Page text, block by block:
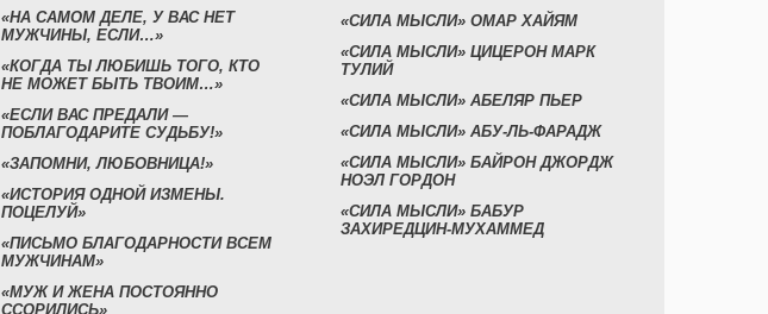
«НА САМОМ ДЕЛЕ, У ВАС НЕТ
МУЖЧИНЫ, ЕСЛИ…»
«КОГДА ТЫ ЛЮБИШЬ ТОГО, КТО
НЕ МОЖЕТ БЫТЬ ТВОИМ…»
«ЕСЛИ ВАС ПРЕДАЛИ —
ПОБЛАГОДАРИТЕ СУДЬБУ!»
«ЗАПОМНИ, ЛЮБОВНИЦА!»
«ИСТОРИЯ ОДНОЙ ИЗМЕНЫ.
ПОЦЕЛУЙ»
«ПИСЬМО БЛАГОДАРНОСТИ ВСЕМ
МУЖЧИНАМ»
«МУЖ И ЖЕНА ПОСТОЯННО
ССОРИЛИСЬ»
«СИЛА МЫСЛИ» ОМАР ХАЙЯМ
«СИЛА МЫСЛИ» ЦИЦЕРОН МАРК
ТУЛИЙ
«СИЛА МЫСЛИ» АБЕЛЯР ПЬЕР
«СИЛА МЫСЛИ» АБУ-ЛЬ-ФАРАДЖ
«СИЛА МЫСЛИ» БАЙРОН ДЖОРДЖ
НОЭЛ ГОРДОН
«СИЛА МЫСЛИ» БАБУР
ЗАХИРЕДЦИН-МУХАММЕД